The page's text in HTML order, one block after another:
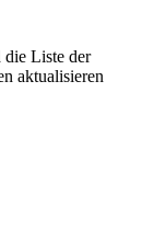
Liste der
aktualisieren